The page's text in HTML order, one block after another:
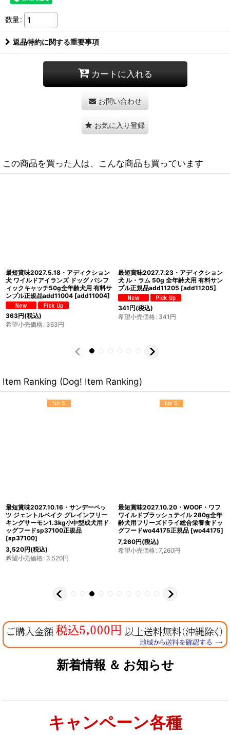
数量:
返品特約に関する重要事項
カートに入れる
お問い合わせ
お気に入り登録
この商品を買った人は、こんな商品も買っています
最短賞味2028.1.8・アディクション
犬 ビバ・ラ・ベニソン 1.8kg全年齢犬
用ドッグフード正規品add11151
[add11151]
6,831円
(税込)
希望小売価格
最短賞味2027.7.5・アディクション
犬 サーモンブルー 50g全年齢犬用 有
料サンプル正規品add11007
[add11007 ]
341円(税込)
Item Ranking (Dog! Item Ranking)
No.5
最短賞味2027.10.16・サンデーペッ
ツ ジェントルベイク グレインフリー
キングサーモン1.3kg小中型成犬用ド
ッグフードsp37100正規品
[sp37100]
3,520円(税込)
希望小売価格: 3,520円
No.6
最短賞味2027.10.20・WOOF・ワフ
ワイルドブラッシュテイル 280g全年
齢犬用フリーズドライ総合栄養食ドッ
グフードwo44175正規品 [wo44175]
7,260円(税込)
希望小売価格: 7,260円
新着情報 ＆ お知らせ
キャンペーン各種